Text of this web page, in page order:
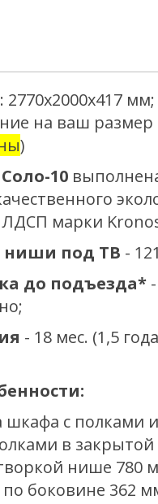
: 2770х2000х417 мм;
на ваш размер
)
10
ЛДСП марки
ниши под ТВ -
до подъезда* -
- 18 мес. (1,5
с полками и
в закрытой
нише 780
по боковине 362